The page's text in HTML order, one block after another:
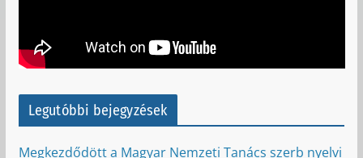
Legutóbbi bejegyzések
Megkezdődött a Magyar Nemzeti Tanács szerb nyelvi